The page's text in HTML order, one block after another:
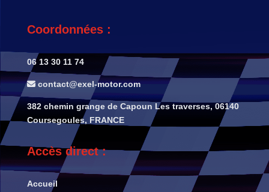
Coordonnées :
06 13 30 11 74
contact@exel-motor.com
382 chemin grange de Capoun Les traverses, 06140
Coursegoules, FRANCE
Accès direct :
Accueil